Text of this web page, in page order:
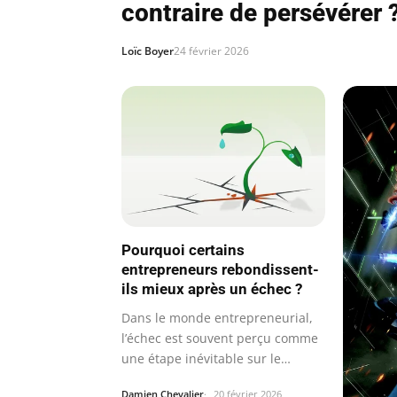
contraire de persévérer
Loïc Boyer24 février 2026
Pourquoi certains
entrepreneurs rebondissent-
ils mieux après un échec ?
Dans le monde entrepreneurial,
l’échec est souvent perçu comme
une étape inévitable sur le
Damien Chevalier 20 février 2026